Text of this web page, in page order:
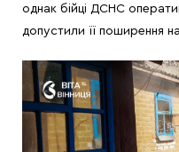
однак бійці ДСНС
допустили її поширення